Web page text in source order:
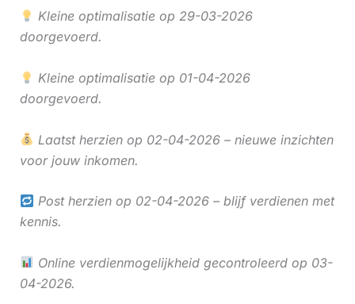
Kleine optimalisatie op 29-03-2026
doorgevoerd.
Kleine optimalisatie op 01-04-2026
doorgevoerd.
Laatst herzien op 02-04-2026 – nieuwe inzichten
voor jouw inkomen.
Post herzien op 02-04-2026 – blijf verdienen met
kennis.
Online verdienmogelijkheid gecontroleerd op 03-
04-2026.